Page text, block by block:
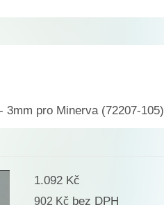
3mm pro Minerva (72207-105)
1.092 Kč
902 Kč bez DPH